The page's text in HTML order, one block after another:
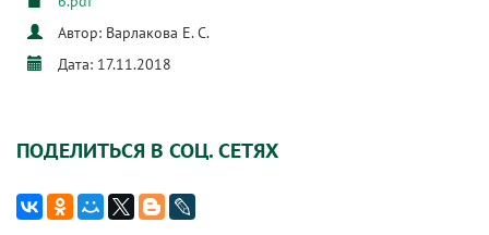
Автор: Варлакова Е. С.
Дата: 17.11.2018
ПОДЕЛИТЬСЯ В СОЦ. СЕТЯХ